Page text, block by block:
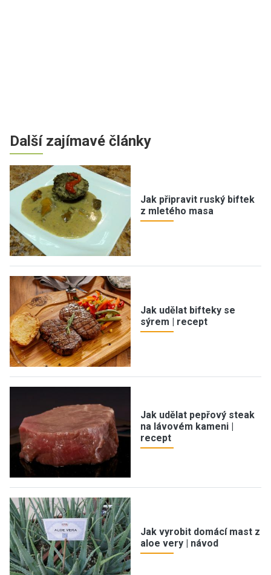
Další zajímavé články
Jak připravit ruský biftek
z mletého masa
Jak udělat bifteky se
sýrem | recept
Jak udělat pepřový steak
na lávovém kameni |
recept
Jak vyrobit domácí mast z
aloe very | návod